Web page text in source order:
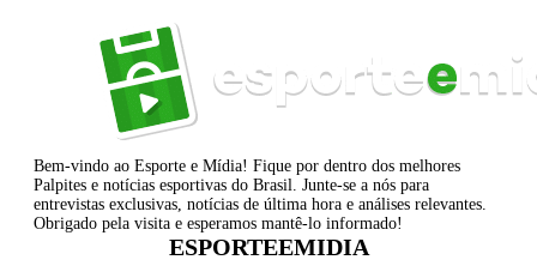
Bem-vindo ao Esporte e Mídia! Fique por dentro dos melhores
Palpites e notícias esportivas do Brasil. Junte-se a nós para
entrevistas exclusivas, notícias de última hora e análises relevantes.
Obrigado pela visita e esperamos mantê-lo informado!
ESPORTEEMIDIA